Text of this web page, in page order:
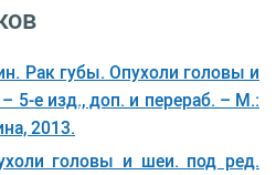
Рак губы. Опухоли головы и
5-е изд., доп. и перераб. – М.:
2013.
головы и шеи. под ред.